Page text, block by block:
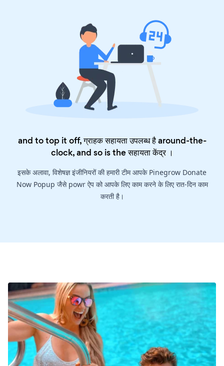
and to top it off, ग्राहक सहायता उपलब्ध है around-the-
clock, and so is theसहायता केंद्र।
इसके अलावा, विशेषज्ञ इंजीनियरों की हमारी टीम आपके Pinegrow Donate
Now Popup जैसे powr ऐप को आपके लिए काम करने के लिए रात-दिन काम
करती है।